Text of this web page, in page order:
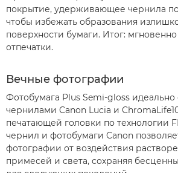
покрытие, удерживающее чернила
чтобы избежать образования
поверхности бумаги. Итог:
отпечатки.
Вечные фотографии
Фотобумага Plus Semi-gloss идеально
чернилами Canon Lucia и
печатающей головки по технологии
чернил и фотобумаги Canon
фотографии от воздействия
примесей и света, сохраняя